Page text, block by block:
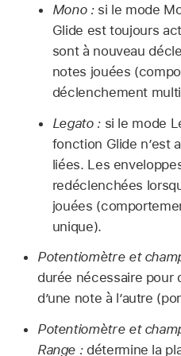
Mono :si le mode
Glide est toujours
sont à nouveau
notes jouées
déclenchement
Legato :si le mode
fonction Glide n’est
liées. Les
redéclenchées
jouées
unique).
Potentiomètre et
durée nécessaire pour
d’une note à l’autre
Potentiomètre et
Range :détermine la